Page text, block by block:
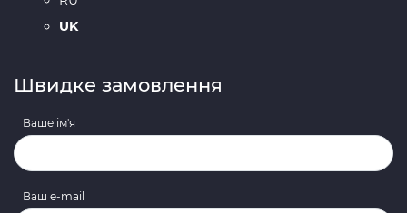
UK
Швидке замовлення
Ваше ім'я
Ваш e-mail